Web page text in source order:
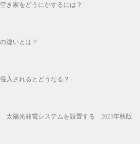
き家をどうにかするには？
違いとは？
入されるとどうなる？
太陽光発電システムを設置する 2023年秋版